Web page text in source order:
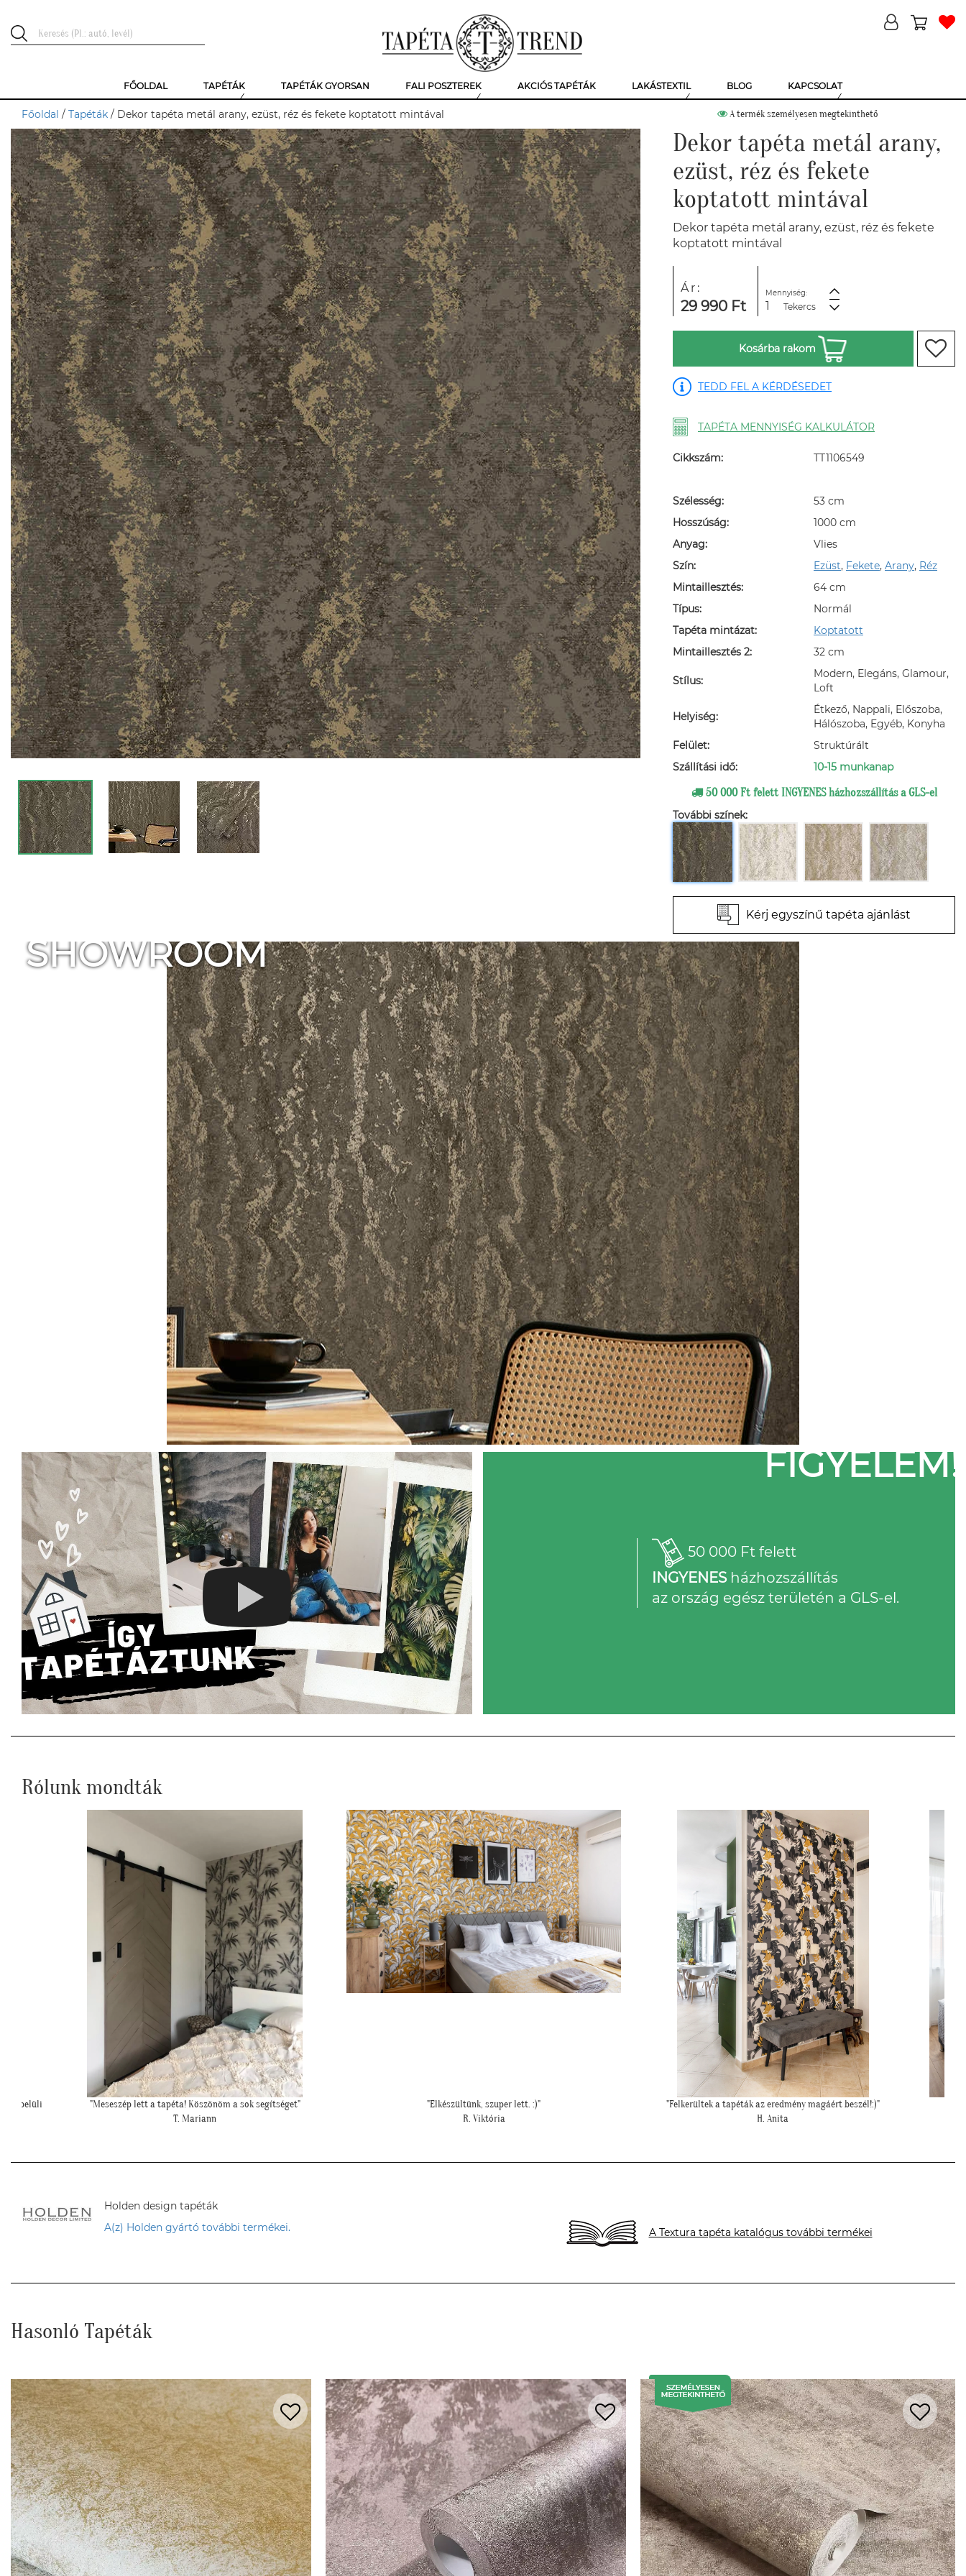
FŐOLDAL TAPÉTÁK TAPÉTÁK GYORSAN FALI POSZTEREK AKCIÓS TAPÉTÁK LAKÁSTEXTIL BLOG KAPCSOLAT
Főoldal / Tapéták / Dekor tapéta metál arany, ezüst, réz és fekete koptatott mintával A termék személyesen megtekinthető
Dekor tapéta metál arany,
ezüst, réz és fekete
koptatott mintával
Dekor tapéta metál arany, ezüst, réz és fekete
koptatott mintával
Ár:
29 990 Ft
Mennyiség:
Tekercs
Kosárba rakom
TEDD FEL A KÉRDÉSEDET
TAPÉTA MENNYISÉG KALKULÁTOR
Cikkszám: TT1106549
Szélesség:
53 cm
Hosszúság:
1000 cm
Anyag:
Vlies
Szín:
Ezüst, Fekete, Arany, Réz
Mintaillesztés:
64 cm
Típus:
Normál
Tapéta mintázat:
Koptatott
Mintaillesztés 2:
32 cm
Stílus:
Modern, Elegáns, Glamour,
Loft
Helyiség:
Étkező, Nappali, Előszoba,
Hálószoba, Egyéb, Konyha
Felület:
Struktúrált
Szállítási idő:
10-15 munkanap
50 000 Ft felett INGYENES házhozszállítás a GLS-el
További színek:
Kérj egyszínű tapéta ajánlást
SHOWROOM
FIGYELEM!
50 000 Ft felett
INGYENESházhozszállítás
az ország egész területén a GLS-el.
Rólunk mondták
"Elkészültünk, szuper lett. :)"
R. Viktória
"Felkerültek a tapéták az eredmény magáért beszél!:)"
H. Anita
""Elkészült a szoba, nagyon szépen lett. Köszönjük""
E. Réka
Holden design tapéták
A(z) Holden gyártó további termékei.
A Textura tapéta katalógus további termékei
Hasonló Tapéták